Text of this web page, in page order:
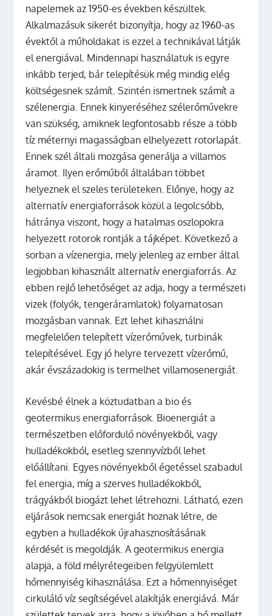
napelemek az 1950-es években készültek.
Alkalmazásuk sikerét bizonyítja, hogy az 1960-as
évektől a műholdakat is ezzel a technikával látják
el energiával. Mindennapi használatuk is egyre
inkább terjed, bár telepítésük még mindig elég
költségesnek számít. Szintén ismertnek számít a
szélenergia. Ennek kinyeréséhez szélerőművekre
van szükség, amiknek legfontosabb része a több
tíz méternyi magasságban elhelyezett rotorlapát.
Ennek szél általi mozgása generálja a villamos
áramot. Ilyen erőműből általában többet
helyeznek el szeles területeken. Előnye, hogy az
alternatív energiaforrások közül a legolcsóbb,
hátránya viszont, hogy a hatalmas oszlopokra
helyezett rotorok rontják a tájképet. Következő a
sorban a vízenergia, mely jelenleg az ember által
legjobban kihasznált alternatív energiaforrás. Az
ebben rejlő lehetőséget az adja, hogy a természeti
vizek (folyók, tengeráramlatok) folyamatosan
mozgásban vannak. Ezt lehet kihasználni
megfelelően telepített vízerőművek, turbinák
telepítésével. Egy jó helyre tervezett vízerőmű,
akár évszázadokig is termelhet villamosenergiát.
Kevésbé élnek a köztudatban a bio és
geotermikus energiaforrások. Bioenergiát a
természetben előforduló növényekből, vagy
hulladékokból, esetleg szennyvízből lehet
előállítani. Egyes növényekből égetéssel szabadul
fel energia, míg a szerves hulladékokból,
trágyákból biogázt lehet létrehozni. Látható, ezen
eljárások nemcsak energiát hoznak létre, de
egyben a hulladékok újrahasznosításának
kérdését is megoldják. A geotermikus energia
alapja, a föld mélyrétegeiben felgyülemlett
hőmennyiség kihasználása. Ezt a hőmennyiséget
cirkuláló víz segítségével alakítják energiává. Már